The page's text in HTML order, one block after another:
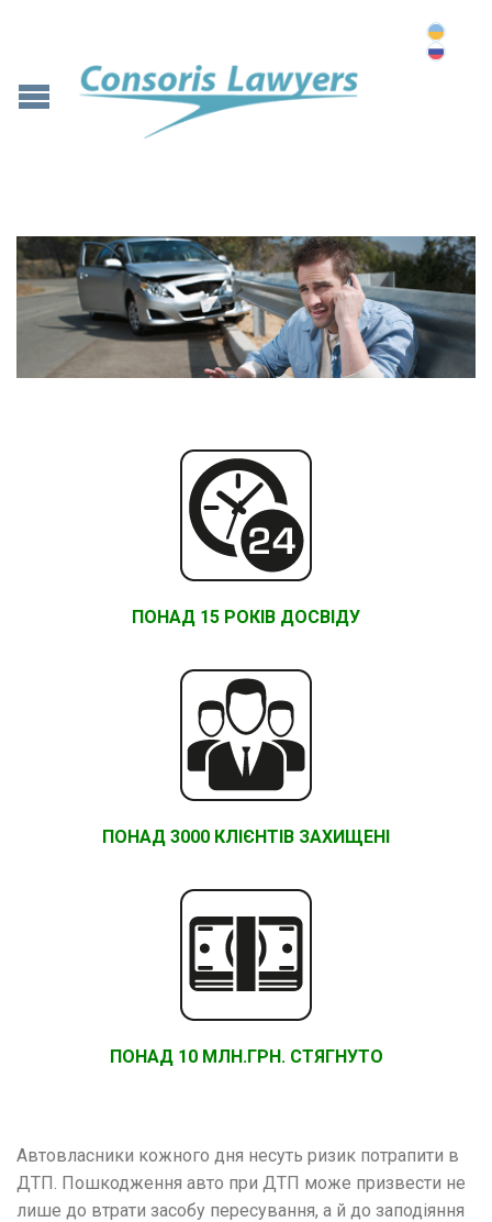
ПОНАД 15 РОКІВ ДОСВІДУ
ПОНАД 3000 КЛІЄНТІВ ЗАХИЩЕНІ
ПОНАД 10 МЛН.ГРН. СТЯГНУТО
Автовласники кожного дня несуть ризик потрапити в
ДТП. Пошкодження авто при ДТП може призвести не
лише до втрати засобу пересування, а й до заподіяння